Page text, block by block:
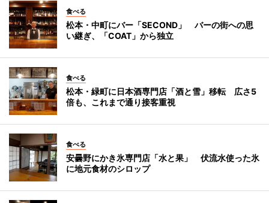
食べる
松本・中町にバー「SECOND」 バーの街への思
い継ぎ、「COAT」から独立
食べる
松本・緑町に日本酒専門店「酒と雪」移転 広さ5
倍も、これまで通り接客重視
食べる
安曇野にかき氷専門店「水と果」 伏流水使った氷
に地元食材のシロップ